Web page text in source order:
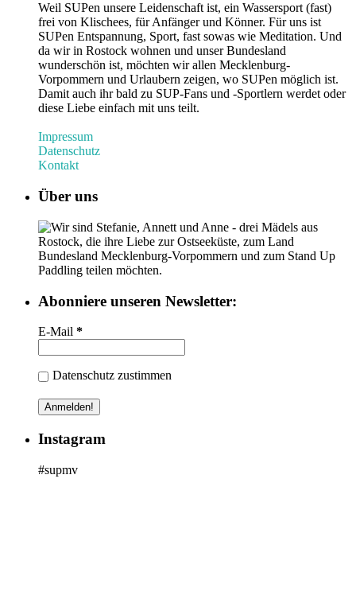
Weil SUPen unsere Leidenschaft ist, ein Wassersport (fast)
frei von Klischees, für Anfänger und Könner. Für uns ist
SUPen Entspannung, Sport, fast sowas wie Meditation. Und
da wir in Rostock wohnen und unser Bundesland
wunderschön ist, möchten wir allen Mecklenburg-
Vorpommern und Urlaubern zeigen, wo SUPen möglich ist.
Damit auch ihr bald zu SUP-Fans und -Sportlern werdet oder
diese Liebe einfach mit uns teilt.
Impressum
Datenschutz
Kontakt
Über uns
Wir sind Stefanie, Annett und Anne - drei Mädels aus
Rostock, die ihre Liebe zur Ostseeküste, zum Land
Bundesland Mecklenburg-Vorpommern und zum Stand Up
Paddling teilen möchten.
Abonniere unseren Newsletter:
E-Mail *
Datenschutz zustimmen
Instagram
#supmv